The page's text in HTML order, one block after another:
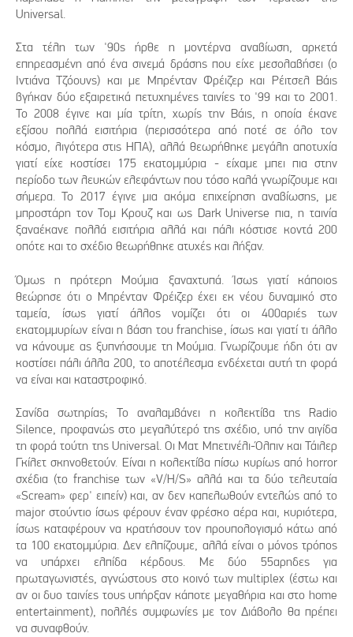
Universal.
Στα τέλη των '90ς ήρθε η μοντέρνα αναβίωση, αρκετά
επηρεασμένη από ένα σινεμά δράσης που είχε μεσολαβήσει (ο
Ιντιάνα Τζόουνς) και με Μπρένταν Φρέιζερ και Ρέιτσελ Βάις
βγήκαν δύο εξαιρετικά πετυχημένες ταινίες το '99 και το 2001.
Το 2008 έγινε και μία τρίτη, χωρίς την Βάις, η οποία έκανε
εξίσου πολλά εισιτήρια (περισσότερα από ποτέ σε όλο τον
κόσμο, λιγότερα στις ΗΠΑ), αλλά θεωρήθηκε μεγάλη αποτυχία
γιατί είχε κοστίσει 175 εκατομμύρια - είχαμε μπει πια στην
περίοδο των λευκών ελεφάντων που τόσο καλά γνωρίζουμε και
σήμερα. Το 2017 έγινε μια ακόμα επιχείρηση αναβίωσης, με
μπροστάρη τον Τομ Κρουζ και ως Dark Universe πια, η ταινία
ξαναέκανε πολλά εισιτήρια αλλά και πάλι κόστισε κοντά 200
οπότε και το σχέδιο θεωρήθηκε ατυχές και λήξαν.
Όμως η πρότερη Μούμια ξαναχτυπά. Ίσως γιατί κάποιος
θεώρησε ότι ο Μπρένταν Φρέιζερ έχει εκ νέου δυναμικό στο
ταμεία, ίσως γιατί άλλος νομίζει ότι οι 400αριές των
εκατομμυρίων είναι η βάση του franchise, ίσως και γιατί τι άλλο
να κάνουμε ας ξυπνήσουμε τη Μούμια. Γνωρίζουμε ήδη ότι αν
κοστίσει πάλι άλλα 200, το αποτέλεσμα ενδέχεται αυτή τη φορά
να είναι και καταστροφικό.
Σανίδα σωτηρίας; Το αναλαμβάνει η κολεκτίβα της Radio
Silence, προφανώς στο μεγαλύτερό της σχέδιο, υπό την αιγίδα
τη φορά τούτη της Universal. Οι Ματ Μπετινέλι-Όλπιν και Τάιλερ
Γκίλετ σκηνοθετούν. Είναι η κολεκτίβα πίσω κυρίως από horror
σχέδια (το franchise των «V/H/S» αλλά και τα δύο τελευταία
«Scream» φερ' ειπείν) και, αν δεν καπελωθούν εντελώς από το
major στούντιο ίσως φέρουν έναν φρέσκο αέρα και, κυριότερα,
ίσως καταφέρουν να κρατήσουν τον προυπολογισμό κάτω από
τα 100 εκατομμύρια. Δεν ελπίζουμε, αλλά είναι ο μόνος τρόπος
να υπάρχει ελπίδα κέρδους. Με δύο 55αρηδες για
πρωταγωνιστές, αγνώστους στο κοινό των multiplex (έστω και
αν οι δυο ταινίες τους υπήρξαν κάποτε μεγαθήρια και στο home
entertainment), πολλές συμφωνίες με τον Διάβολο θα πρέπει
να συναφθούν.